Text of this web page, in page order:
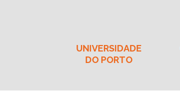
UNIVERSIDADE
DO PORTO